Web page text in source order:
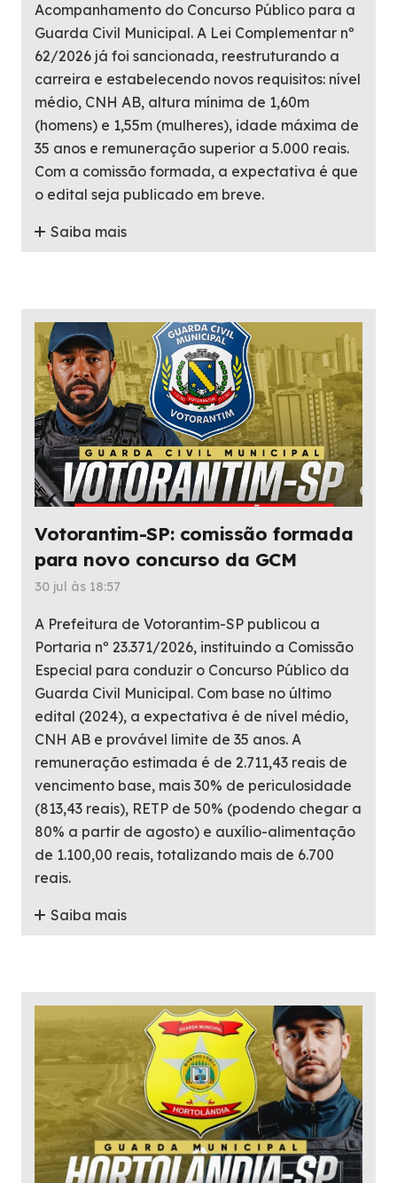
Acompanhamento do Concurso Público para a
Guarda Civil Municipal. A Lei Complementar nº
62/2026 já foi sancionada, reestruturando a
carreira e estabelecendo novos requisitos: nível
médio, CNH AB, altura mínima de 1,60m
(homens) e 1,55m (mulheres), idade máxima de
35 anos e remuneração superior a 5.000 reais.
Com a comissão formada, a expectativa é que
o edital seja publicado em breve.
Saiba mais
Votorantim-SP: comissão formada
para novo concurso da GCM
30 jul às 18:57
A Prefeitura de Votorantim-SP publicou a
Portaria nº 23.371/2026, instituindo a Comissão
Especial para conduzir o Concurso Público da
Guarda Civil Municipal. Com base no último
edital (2024), a expectativa é de nível médio,
CNH AB e provável limite de 35 anos. A
remuneração estimada é de 2.711,43 reais de
vencimento base, mais 30% de periculosidade
(813,43 reais), RETP de 50% (podendo chegar a
80% a partir de agosto) e auxílio-alimentação
de 1.100,00 reais, totalizando mais de 6.700
reais.
Saiba mais